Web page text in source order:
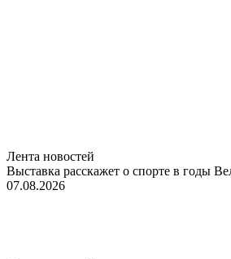
Лента новостей
Выставка расскажет о спорте в годы
07.08.2026